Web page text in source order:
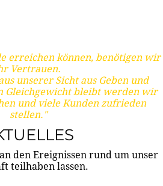
erreichen können, benötigen wir
Vertrauen.
unserer Sicht aus Geben und
Gleichgewicht bleibt werden wir
und viele Kunden zufrieden
stellen."
den Ereignissen rund um unser
teilhaben lassen.